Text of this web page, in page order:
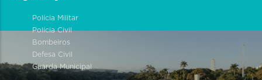
Polícia Militar
Polícia Civil
Bombeiros
Defesa Civil
Guarda Municipal